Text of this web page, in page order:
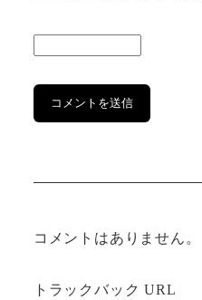
コメントはありません。
トラックバック URL